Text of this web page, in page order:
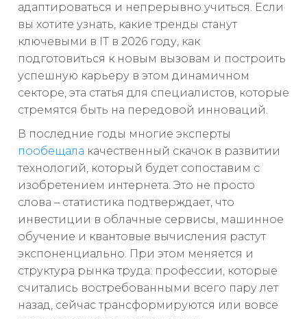
адаптироваться и непрерывно учиться. Если
вы хотите узнать, какие тренды станут
ключевыми в IT в 2026 году, как
подготовиться к новым вызовам и построить
успешную карьеру в этом динамичном
секторе, эта статья для специалистов, которые
стремятся быть на передовой инноваций.
В последние годы многие эксперты
пообещала качественный скачок в развитии
технологий, который будет сопоставим с
изобретением интернета. Это не просто
слова – статистика подтверждает, что
инвестиции в облачные сервисы, машинное
обучение и квантовые вычисления растут
экспоненциально. При этом меняется и
структура рынка труда: профессии, которые
считались востребованными всего пару лет
назад, сейчас трансформируются или вовсе